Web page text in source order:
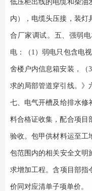
低压柜出线的电缆和柴油
内），电缆头压接，装灯
合厂家调试。 五、 强弱
电：（ 1 ）弱电只包含电
舍楼户内信息箱安装，（3
求的局部管道穿引线。 》
七、电气开槽及给排水修
料合格证收集，配合项目
验收。包甲供材料运至工
包范围内的相关安全文明
求增加工程。含项目部指
价同对应清单子项单价。